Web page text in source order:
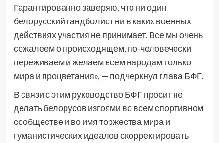
Гарантированно заверяю, что ни один
белорусский гандболист ни в каких военных
действиях участия не принимает. Все мы очень
сожалеем о происходящем, по-человечески
переживаем и желаем всем народам только
мира и процветания», — подчеркнул глава БФГ.
В связи с этим руководство БФГ просит не
делать белорусов изгоями во всем спортивном
сообществе и во имя торжества мира и
гуманистических идеалов скорректировать